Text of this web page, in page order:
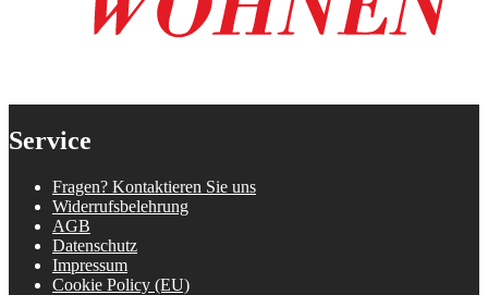
Service
Fragen? Kontaktieren Sie uns
Widerrufsbelehrung
AGB
Datenschutz
Impressum
Cookie Policy (EU)